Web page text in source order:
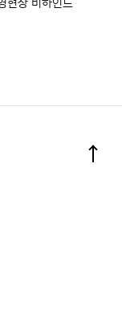
현장 비하인드